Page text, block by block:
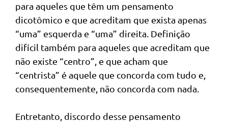
para aqueles que têm um pensamento
dicotômico e que acreditam que exista apenas
“uma” esquerda e “uma” direita. Definição
difícil também para aqueles que acreditam que
não existe “centro”, e que acham que
“centrista” é aquele que concorda com tudo e,
consequentemente, não concorda com nada.
Entretanto, discordo desse pensamento